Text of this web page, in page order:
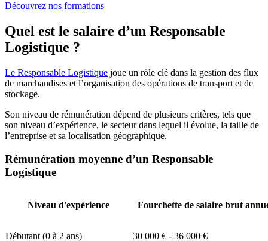
Découvrez nos formations
Quel est le salaire d’un Responsable
Logistique ?
Le Responsable Logistique joue un rôle clé dans la gestion des flux
de marchandises et l’organisation des opérations de transport et de
stockage.
Son niveau de rémunération dépend de plusieurs critères, tels que
son niveau d’expérience, le secteur dans lequel il évolue, la taille de
l’entreprise et sa localisation géographique.
Rémunération moyenne d’un Responsable
Logistique
Niveau d'expérience Fourchette de salaire brut
Débutant (0 à 2 ans) 30 000 € - 36 000 €